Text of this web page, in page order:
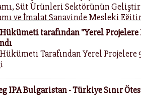
Süt Ürünleri Sektörünün
ve İmalat Sanayinde Mesleki
Programlarını ilan etmiştir
tarafından "Yerel
Tarafından Yerel Projelere
IPA Bulgaristan - Türkiye Sınır